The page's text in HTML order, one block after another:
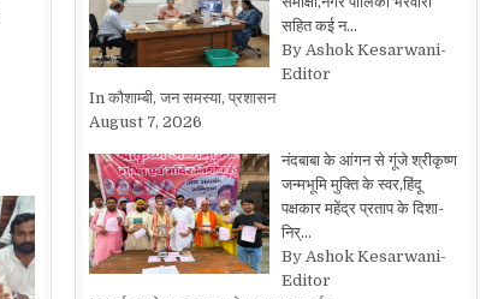
सहित कई न…
By Ashok Kesarwani-
Editor
In कौशाम्बी, जन समस्या, प्रशासन
August 7, 2026
नंदबाबा के आंगन से गूंजे श्रीकृष्ण
जन्मभूमि मुक्ति के स्वर,हिंदू
पक्षकार महेंद्र प्रताप के दिशा-
निर्…
By Ashok Kesarwani-
Editor